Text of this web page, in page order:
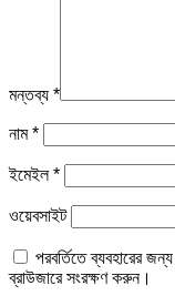
মন্তব্য *
নাম*
ইমেইল*
ওয়েবসাইট
পরবর্তিতে ব্যবহারের
ব্রাউজারে সংরক্ষণ করুন।